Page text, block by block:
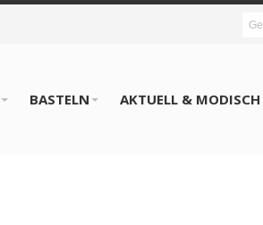
BASTELN AKTUELL & MODISCH